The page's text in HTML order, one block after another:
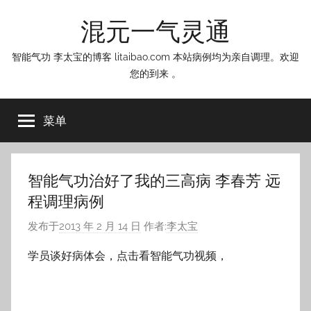
混元一气灵通
智能气功 李太宝的博客 litaibao.com 本站病例均为亲自调理。欢迎
您的到来 。
菜单
智能气功治好了我的三高病 李春芳 远
程调理病例
发布于2013 年 2 月 14 日 作者:李太宝
学员谈好病体会，点击看智能气功视频，